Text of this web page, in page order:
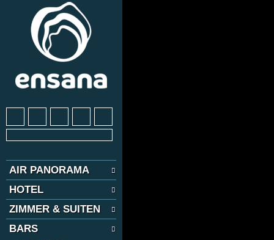
AIR PANORAMA
HOTEL
ZIMMER & SUITEN
BARS